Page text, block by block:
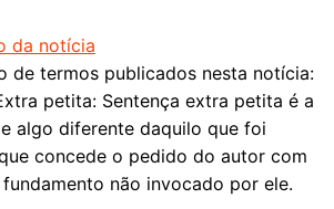
da notícia
de termos publicados nesta notícia:
petita: Sentença extra petita é a
algo diferente daquilo que foi
concede o pedido do autor com
não invocado por ele.